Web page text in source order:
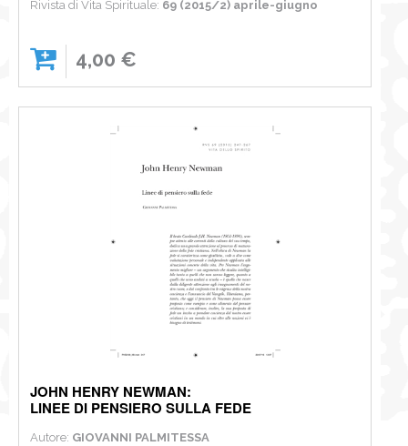
Rivista di Vita Spirituale: 69 (2015/2) aprile-giugno
4,00 €
JOHN HENRY NEWMAN:
LINEE DI PENSIERO SULLA FEDE
Autore: GIOVANNI PALMITESSA